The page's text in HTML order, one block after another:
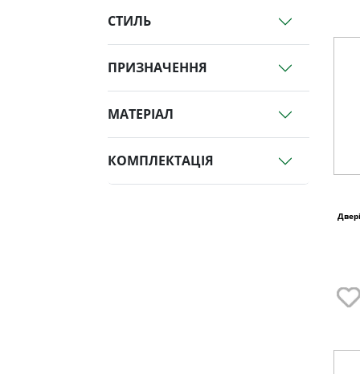
СТИЛЬ
ПРИЗНАЧЕННЯ
МАТЕРІАЛ
КОМПЛЕКТАЦІЯ